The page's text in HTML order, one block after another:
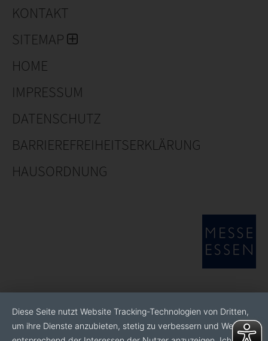
KONTAKT
SITEMAP
HOME
IMPRESSUM
DATENSCHUTZ
BARRIEREFREIHEITSERKLÄRUNG
HAUSORDNUNG
Diese Seite nutzt Website Tracking-Technologien von Dritten,
um ihre Dienste anzubieten, stetig zu verbessern und Werbung